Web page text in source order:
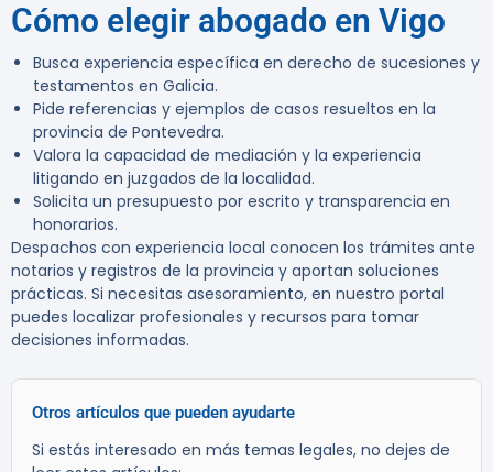
Cómo elegir abogado en Vigo
Busca experiencia específica en derecho de sucesiones y
testamentos en Galicia.
Pide referencias y ejemplos de casos resueltos en la
provincia de Pontevedra.
Valora la capacidad de mediación y la experiencia
litigando en juzgados de la localidad.
Solicita un presupuesto por escrito y transparencia en
honorarios.
Despachos con experiencia local conocen los trámites ante
notarios y registros de la provincia y aportan soluciones
prácticas. Si necesitas asesoramiento, en nuestro portal
puedes localizar profesionales y recursos para tomar
decisiones informadas.
Otros artículos que pueden ayudarte
Si estás interesado en más temas legales, no dejes de